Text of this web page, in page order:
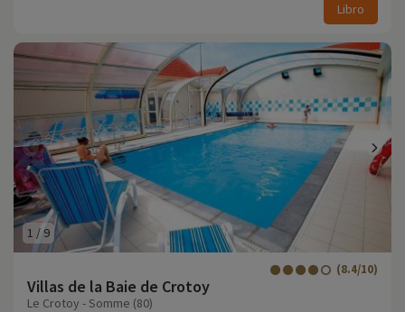
Libro
1 /9
Villas de la Baie de Crotoy
(8.4/10)
Le Crotoy - Somme (80)